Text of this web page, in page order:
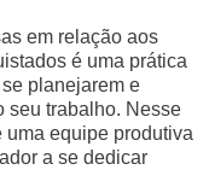
em relação aos
é uma prática
planejarem e
seu trabalho. Nesse
uma equipe produtiva
a se dedicar